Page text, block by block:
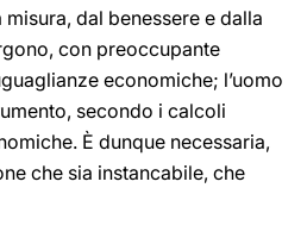
dal benessere e dalla
con preoccupante
economiche; l’uomo
secondo i calcoli
È dunque necessaria,
che sia instancabile, che